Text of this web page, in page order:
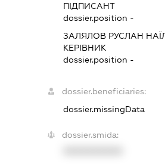
ПІДПИСАНТ
dossier.position -
ЗАЛЯЛОВ РУСЛАН
КЕРІВНИК
dossier.position -
dossier.beneficiaries:
dossier.missingData
dossier.smida: